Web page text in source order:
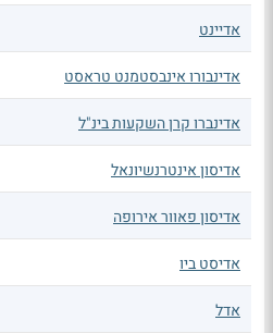
אדיינט
אדינבורו אינבסטמנט טראסט
אדינברו קרן השקעות בינ"ל
אדיסון אינטרנשיונאל
אדיסון פאוור אירופה
אדיסט ביו
אדל